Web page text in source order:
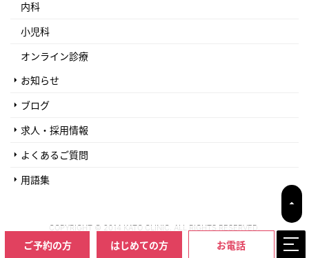
内科
小児科
オンライン診療
お知らせ
ブログ
求人・採用情報
よくあるご質問
用語集
COPYRIGHT © 2014 KATO CLINIC. ALL RIGHTS RESERVED.
ご予約の方 はじめての方 お電話